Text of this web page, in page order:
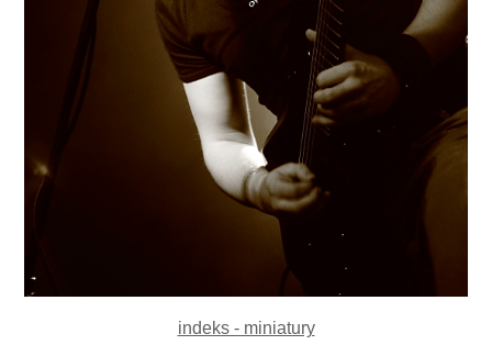
indeks - miniatury